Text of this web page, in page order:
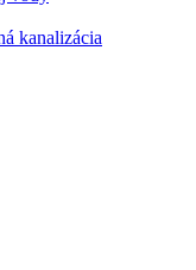
kanalizácia